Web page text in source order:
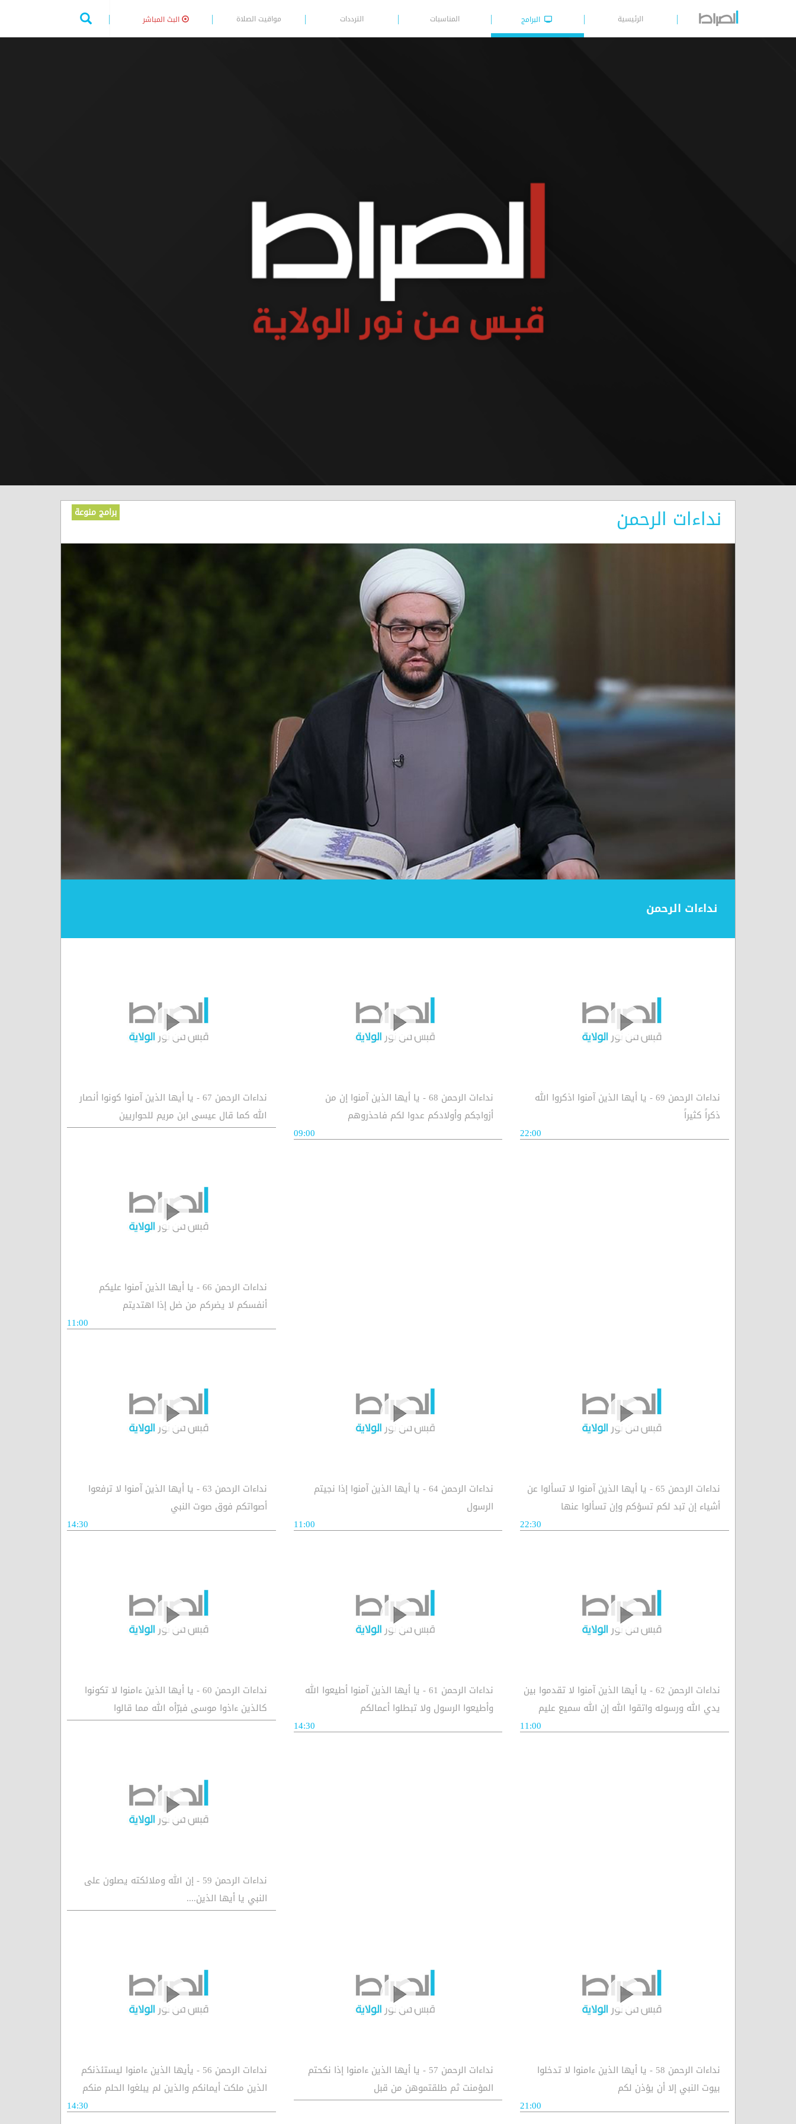
الرئيسية البرامج المناسبات الترددات مواقيت الصلاة البث المباشر
نداءات الرحمن برامج منوعة
نداءات الرحمن
نداءات الرحمن 69 - يا أيها الذين آمنوا اذكروا الله
ذكراً كثيراً
22:00
نداءات الرحمن 68 - يا أيها الذين آمنوا إن من
أزواجكم وأولادكم عدوا لكم فاحذروهم
09:00
نداءات الرحمن 67 - يا أيها الذين آمنوا كونوا أنصار
الله كما قال عيسى ابن مريم للحواريين
نداءات الرحمن 66 - يا أيها الذين آمنوا عليكم
أنفسكم لا يضركم من ضل إذا اهتديتم
11:00
نداءات الرحمن 65 - يا أيها الذين آمنوا لا تسألوا عن
أشياء إن تبد لكم تسؤكم وإن تسألوا عنها
22:30
نداءات الرحمن 64 - يا أيها الذين آمنوا إذا نجيتم
الرسول
11:00
نداءات الرحمن 63 - يا أيها الذين آمنوا لا ترفعوا
أصواتكم فوق صوت النبي
14:30
نداءات الرحمن 62 - يا أيها الذين آمنوا لا تقدموا بين
يدي الله ورسوله واتقوا الله إن الله سميع عليم
11:00
نداءات الرحمن 61 - يا أيها الذين آمنوا أطيعوا الله
وأطيعوا الرسول ولا تبطلوا أعمالكم
14:30
نداءات الرحمن 60 - يا أيها الذين ءامنوا لا تكونوا
كالذين ءاذوا موسى فبرّأه الله مما قالوا
نداءات الرحمن 59 - إن الله وملائكته يصلون على
النبي يا أيها الذين....
نداءات الرحمن 58 - يا أيها الذين ءامنوا لا تدخلوا
بيوت النبي إلا أن يؤذن لكم
21:00
نداءات الرحمن 57 - يا أيها الذين ءامنوا إذا نكحتم
المؤمنت ثم طلقتموهن من قبل
نداءات الرحمن 56 - يأيها الذين ءامنوا ليستئذنكم
الذين ملكت أيمانكم والذين لم يبلغوا الحلم منكم
14:30